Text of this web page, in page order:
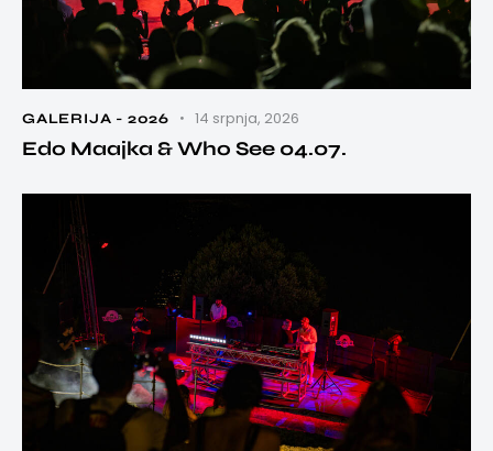
GALERIJA - 2026 14 srpnja, 2026
Edo Maajka & Who See 04.07.